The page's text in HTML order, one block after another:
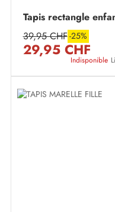
Tapis rectangle
39,95 CHF-25%
29,95 CHF
Indisponible